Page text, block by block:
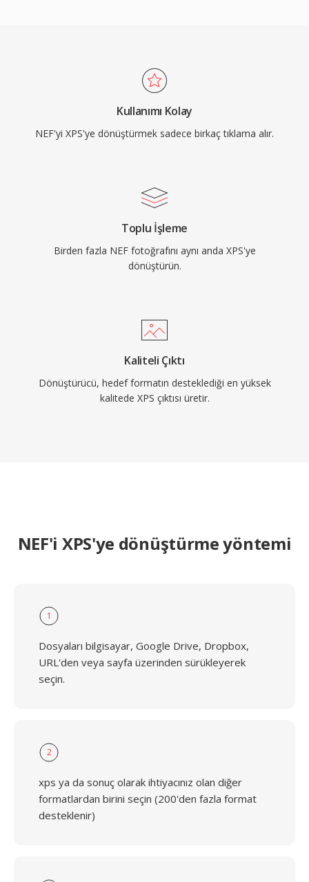
Kullanımı Kolay
NEF'yi XPS'ye dönüştürmek sadece birkaç tıklama alır.
Toplu İşleme
Birden fazla NEF fotoğrafını aynı anda XPS'ye
dönüştürün.
Kaliteli Çıktı
Dönüştürücü, hedef formatın desteklediği en yüksek
kalitede XPS çıktısı üretir.
NEF'i XPS'ye dönüştürme yöntemi
1
Dosyaları bilgisayar, Google Drive, Dropbox,
URL'den veya sayfa üzerinden sürükleyerek
seçin.
2
xps ya da sonuç olarak ihtiyacınız olan diğer
formatlardan birini seçin (200'den fazla format
desteklenir)